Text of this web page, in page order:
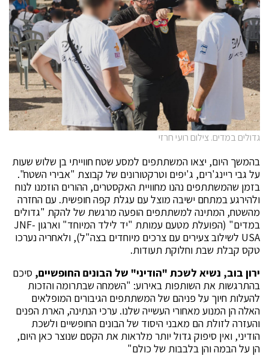
גדולים במדים. צילום רועי חרזי
בהמשך היום, יצאו המשתתפים למסע שטח חווייתי בן שלוש שעות
על גבי ריינג'רים, ג'יפים וטרקטורונים של קבוצת "אבירי השטח".
בזמן שהמשתתפים נהנו מחוויית האקסטרים, ההורים הוזמנו לנוח
ולהירגע במתחם ישיבה מוצל עם עגלת קפה חופשית. עם החזרה
מהשטח, המתינה למשתתפים הופעה מרגשת של להקת "גדולים
במדים" (הפועלת מטעם עמותת "יד לילד המיוחד" וארגון JNF-
USA לשילוב צעירים עם צרכים מיוחדים בצה"ל), ולאחריה נערכו
טקס קבלת שבת וחלוקת תעודות.
ירון בוב, נשיא לשכת "הודיני" של הבונים החופשיים,סיכם
בהתרגשות את השותפות באירוע: "השמחה שבתרומה והזכות
להעלות חיוך על פניהם של המשתתפים הגיבורים המופלאים
האלה הן המנוע מאחורי העשייה שלנו. ערכי הנתינה, הארת הפנים
והעזרה לזולת הם מאבני היסוד של הבונים החופשיים ולשכת
הודיני, ואין סיפוק גדול יותר מלראות את הקסם שנוצר כאן היום,
הן על הבמה והן בלבבות של כולם"